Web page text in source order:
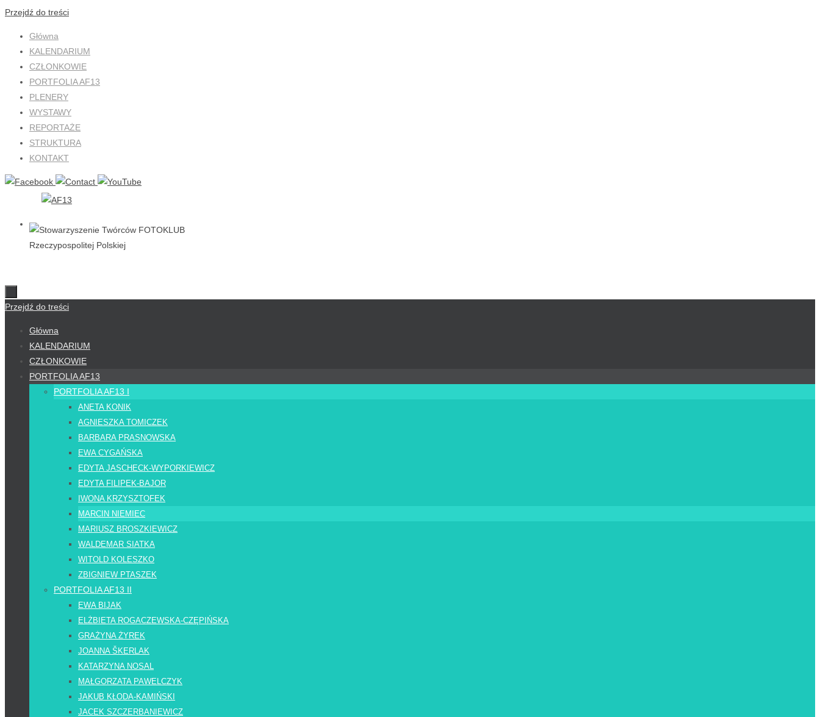
Przejdź do treści
Główna
KALENDARIUM
CZŁONKOWIE
PORTFOLIA AF13
PLENERY
WYSTAWY
REPORTAŻE
STRUKTURA
KONTAKT
Przejdź do treści
Główna
KALENDARIUM
CZŁONKOWIE
PORTFOLIA AF13
PORTFOLIA AF13 I
ANETA KONIK
AGNIESZKA TOMICZEK
BARBARA PRASNOWSKA
EWA CYGAŃSKA
EDYTA JASCHECK-WYPORKIEWICZ
EDYTA FILIPEK-BAJOR
IWONA KRZYSZTOFEK
MARCIN NIEMIEC
MARIUSZ BROSZKIEWICZ
WALDEMAR SIATKA
WITOLD KOLESZKO
ZBIGNIEW PTASZEK
PORTFOLIA AF13 II
EWA BIJAK
ELŻBIETA ROGACZEWSKA-CZĘPIŃSKA
GRAŻYNA ŻYREK
JOANNA ŠKERLAK
KATARZYNA NOSAL
MAŁGORZATA PAWELCZYK
JAKUB KŁODA-KAMIŃSKI
JACEK SZCZERBANIEWICZ